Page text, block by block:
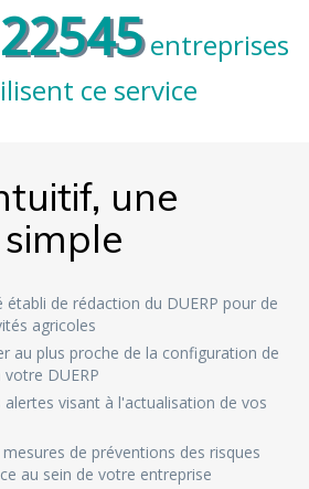
22545entreprises
ce service
une
établi de rédaction du DUERP pour de
agricoles
au plus proche de la configuration de
DUERP
alertes visant à l'actualisation de vos
de préventions des risques
au sein de votre entreprise